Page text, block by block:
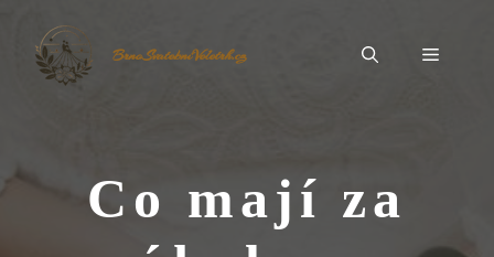
obsah
BrnoSvatebníVeletrh.cz Menu
Co mají za